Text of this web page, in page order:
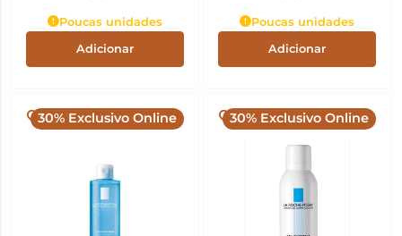
Poucas unidades
Adicionar
Poucas unidades
Adicionar
30% Exclusivo Online 30% Exclusivo Online